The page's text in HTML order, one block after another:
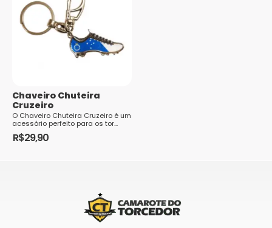
Chaveiro Chuteira
Cruzeiro
O Chaveiro Chuteira Cruzeiro é um
acessório perfeito para os tor...
R$29,90